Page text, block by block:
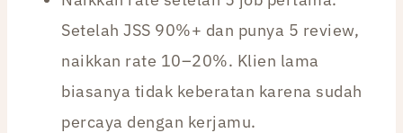
Setelah JSS 90%+ dan punya 5 review,
naikkan rate 10–20%. Klien lama
biasanya tidak keberatan karena sudah
percaya dengan kerjamu.